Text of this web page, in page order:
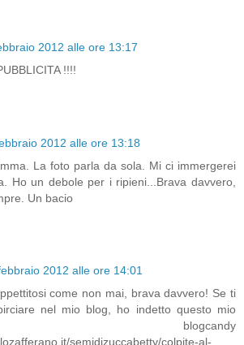
2012 alle ore 13:17
!!!!
2012 alle ore 13:18
La foto parla da sola. Mi ci immergerei
Ho un debole per i ripieni...Brava davvero,
Un bacio
2012 alle ore 14:01
come non mai, brava davvero! Se ti
nel mio blog, ho indetto questo mio
blogcandy
semidizuccabetty/colpite-al-